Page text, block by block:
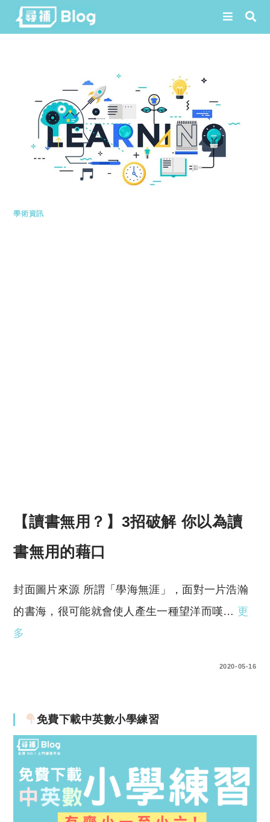
學術資訊
【讀書無用？】3招破解 你以為讀
書無用的藉口
封面圖片來源 所謂「學海無涯」，面對一片浩瀚
的書海，很可能就會使人產生一種望洋而嘆… 更
多
2020-05-16
免費下載中英數小學練習